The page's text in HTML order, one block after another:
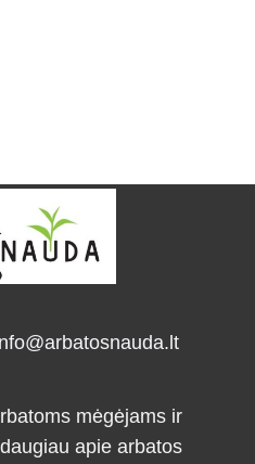
mėgėjams ir
apie arbatos